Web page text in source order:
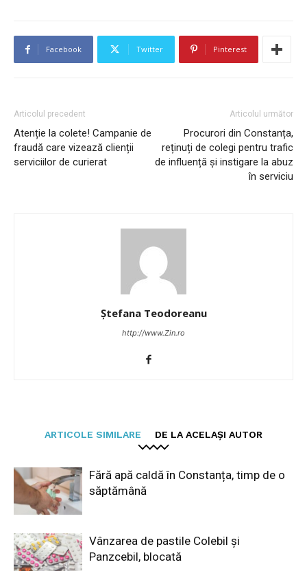
Facebook Twitter Pinterest
Articolul precedent
Atenție la colete! Campanie de
fraudă care vizează clienții
serviciilor de curierat
Articolul următor
Procurori din Constanța,
reținuți de colegi pentru trafic
de influență și instigare la abuz
în serviciu
Ștefana Teodoreanu
http://www.Zin.ro
ARTICOLE SIMILARE DE LA ACELAȘI AUTOR
Fără apă caldă în Constanța, timp de o
săptămână
Vânzarea de pastile Colebil și
Panzcebil, blocată